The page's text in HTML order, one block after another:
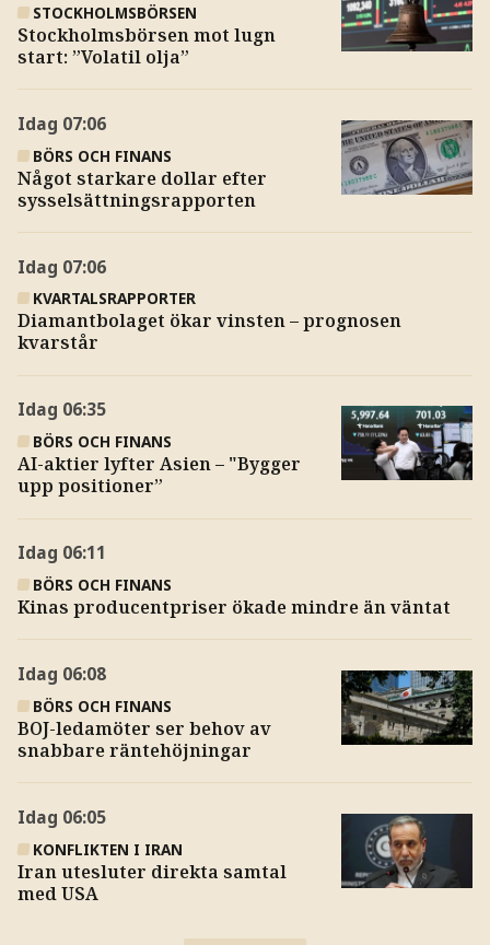
STOCKHOLMSBÖRSEN
Stockholmsbörsen mot lugn
start: ”Volatil olja”
Idag 07:06
BÖRS OCH FINANS
Något starkare dollar efter
sysselsättningsrapporten
Idag 07:06
KVARTALSRAPPORTER
Diamantbolaget ökar vinsten – prognosen
kvarstår
Idag 06:35
BÖRS OCH FINANS
AI-aktier lyfter Asien – "Bygger
upp positioner”
Idag 06:11
BÖRS OCH FINANS
Kinas producentpriser ökade mindre än väntat
Idag 06:08
BÖRS OCH FINANS
BOJ-ledamöter ser behov av
snabbare räntehöjningar
Idag 06:05
KONFLIKTEN I IRAN
Iran utesluter direkta samtal
med USA